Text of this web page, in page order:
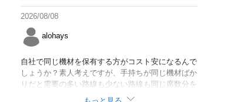
2026/08/08
alohays
自社で同じ機材を保有する方がコスト安になるんで
しょうか？素人考えですが、手持ちが同じ機材ばか
りだと需要の多い路線も少ない路線も同じ席数分を
供給することになるので、需要が多い路線には大型